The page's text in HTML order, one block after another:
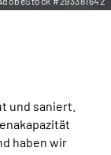
und saniert.
haben wir